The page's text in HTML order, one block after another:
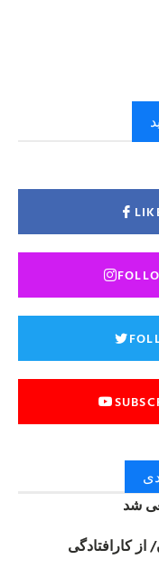
شد
از کارافتادگی